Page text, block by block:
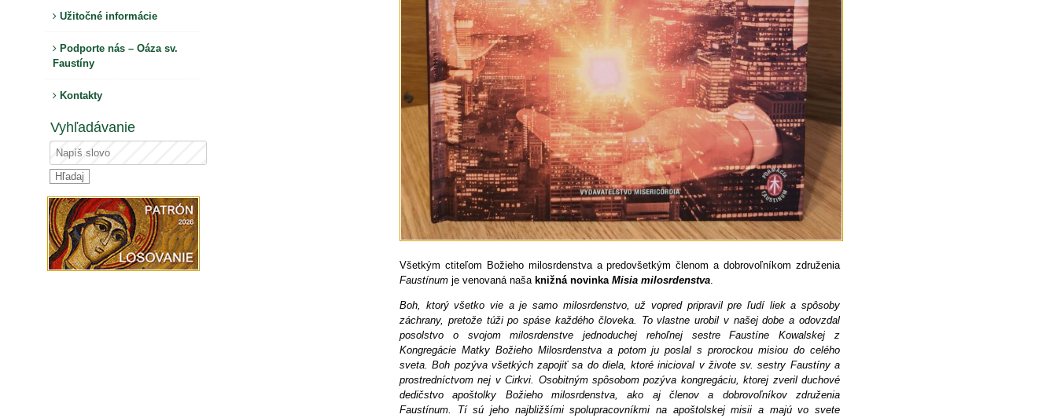
Užitočné informácie
Podporte nás – Oáza sv.
Faustíny
Kontakty
Vyhľadávanie
Všetkým ctiteľom Božieho milosrdenstva a predovšetkým členom a dobrovoľníkom združenia
Faustínum je venovaná naša knižná novinka Misia milosrdenstva.
Boh, ktorý všetko vie a je samo milosrdenstvo, už vopred pripravil pre ľudí liek a spôsoby
záchrany, pretože túži po spáse každého človeka. To vlastne urobil v našej dobe a odovzdal
posolstvo o svojom milosrdenstve jednoduchej rehoľnej sestre Faustíne Kowalskej z
Kongregácie Matky Božieho Milosrdenstva a potom ju poslal s prorockou misiou do celého
sveta. Boh pozýva všetkých zapojiť sa do diela, ktoré inicioval v živote sv. sestry Faustíny a
prostredníctvom nej v Cirkvi. Osobitným spôsobom pozýva kongregáciu, ktorej zveril duchové
dedičstvo apoštolky Božieho milosrdenstva, ako aj členov a dobrovoľníkov združenia
Faustínum. Tí sú jeho najbližšími spolupracovníkmi na apoštolskej misii a majú vo svete